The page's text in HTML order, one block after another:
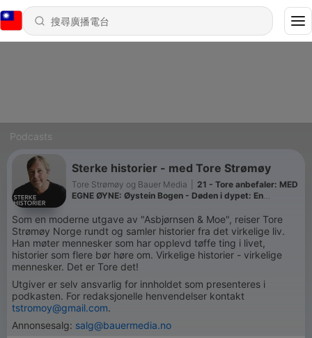
Podcasts
Sterke historier - med Tore Strømøy
Tore Strømøy og Bauer Media
21 - Tore anbefaler: MED
EGNE ØYNE: Øystein Bogen - Døden i dypet: En
Som en moderne utgave av "Asbjørnsen & Moe", reiser Tore
Strømøy Norge rundt og samler historier fra det virkelige liv.
Han møter mennesker som har opplevd tøffe ting i livet,
historier som flere bør høre om. Virkelige historier - virkelige
mennesker. Det er Tore det!
Utgiver er selv ansvarlig for innholdet som presenteres i
podkasten. For redaksjonelle henvendelser kontakt
tstromoy@gmail.com.
Annonsesalg: salg@bauermedia.no